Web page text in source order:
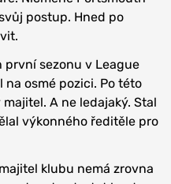
postup. Hned po
první sezonu v League
na osmé pozici. Po této
A ne ledajaký. Stal
výkonného ředitěle pro
klubu nemá zrovna